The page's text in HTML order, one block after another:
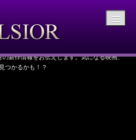
更新しました！
新作情報をお伝えします。気になる映画、
つかるかも！？